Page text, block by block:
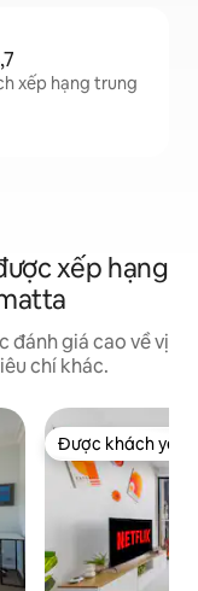
xếp hạng trung
xếp hạng
đánh giá cao về vị
chí khác.
Được khách yêu
Được khách yêu